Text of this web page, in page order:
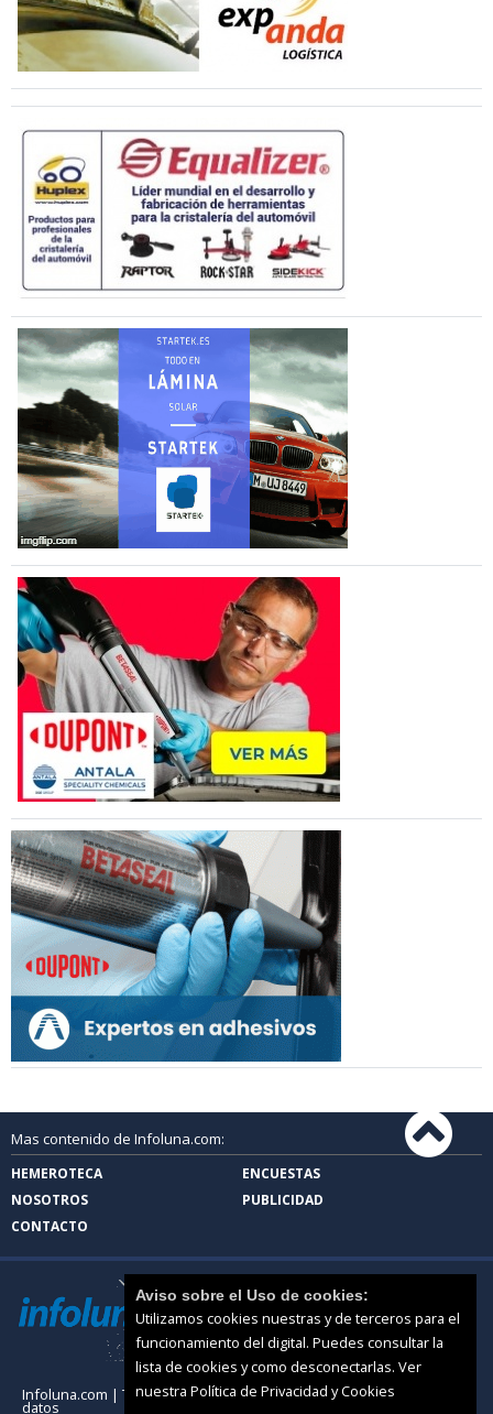
Mas contenido de Infoluna.com:
HEMEROTECA
ENCUESTAS
NOSOTROS
PUBLICIDAD
CONTACTO
Infoluna.com | Términos de uso|Protección de
datos
Aviso sobre el Uso de cookies:
Utilizamos cookies nuestras y de terceros para el
funcionamiento del digital. Puedes consultar la
lista de cookies y como desconectarlas. Ver
nuestra Política de Privacidad y Cookies